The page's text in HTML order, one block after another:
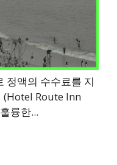
정액의 수수료를 지
(Hotel Route Inn
륭한...